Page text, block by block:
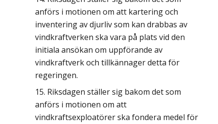
anförs i motionen om att kartering och
inventering av djurliv som kan drabbas av
vindkraftverken ska vara på plats vid den
initiala ansökan om uppförande av
vindkraftverk och tillkännager detta för
regeringen.
Riksdagen ställer sig bakom det som
anförs i motionen om att
vindkraftsexploatörer ska fondera medel för